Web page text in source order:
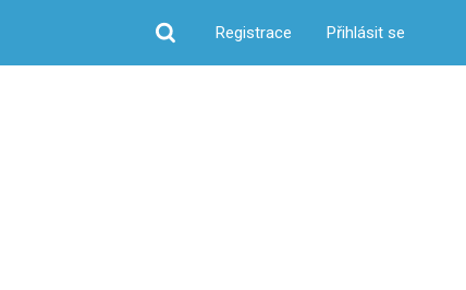
Hledat
Registrace Přihlásit se